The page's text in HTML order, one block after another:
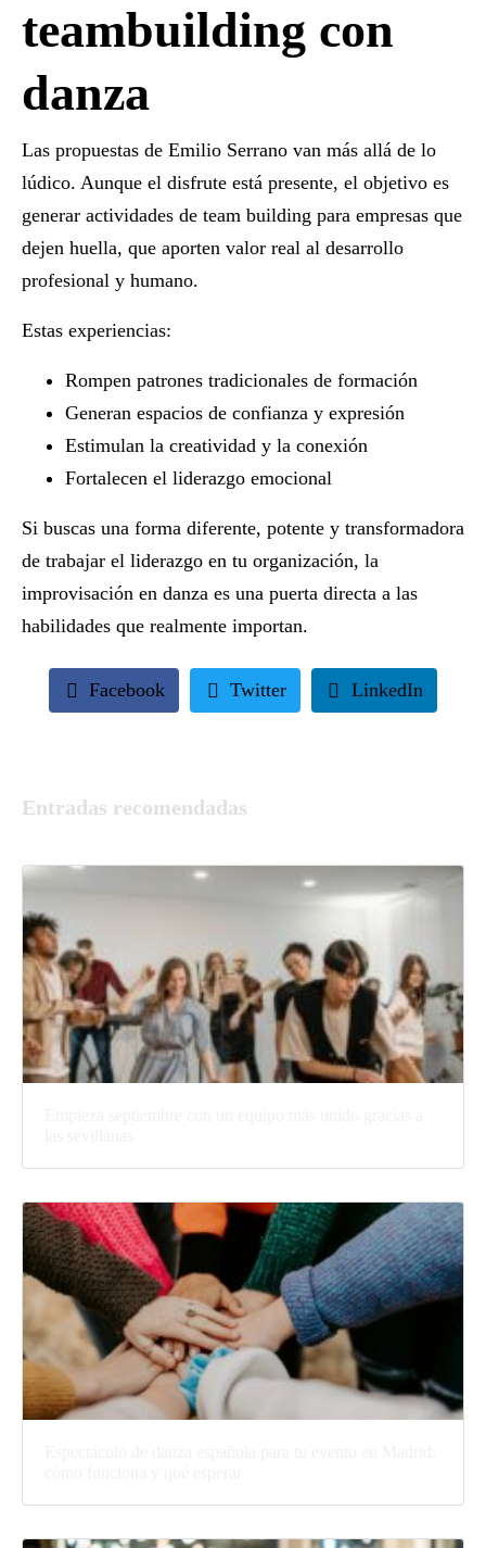
teambuilding con
danza
Las propuestas de Emilio Serrano van más allá de lo
lúdico. Aunque el disfrute está presente, el objetivo es
generar actividades de team building para empresas que
dejen huella, que aporten valor real al desarrollo
profesional y humano.
Estas experiencias:
Rompen patrones tradicionales de formación
Generan espacios de confianza y expresión
Estimulan la creatividad y la conexión
Fortalecen el liderazgo emocional
Si buscas una forma diferente, potente y transformadora
de trabajar el liderazgo en tu organización, la
improvisación en danza es una puerta directa a las
habilidades que realmente importan.
Facebook Twitter LinkedIn
Entradas recomendadas